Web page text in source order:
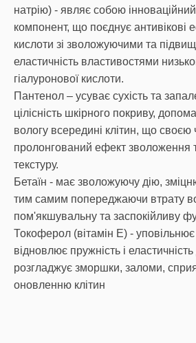
натрію) - являє собою
компонент, що поєднує антивікові
кислоти зі зволожуючими та
еластичність властивостями
гіалуронової кислоти.
Пантенол – усуває сухість та
цілісність шкірного покриву,
вологу всередині клітин, що своєю
пролонгований ефект зволоження
текстуру.
Бетаїн - має зволожуючу дію,
тим самим попереджаючи втрату
пом'якшувальну та заспокійливу
Токоферол (вітамін E) -
відновлює пружність і
розгладжує зморшки, заломи,
оновленню клітин